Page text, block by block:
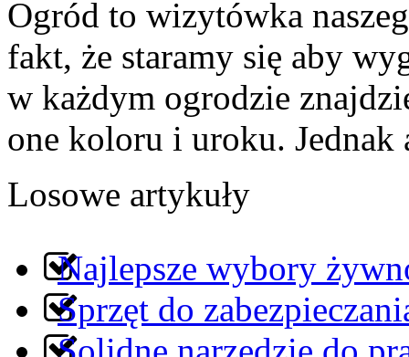
Ogród to wizytówka
fakt, że staramy się aby
w każdym ogrodzie
one koloru i uroku. Jednak
Losowe artykuły
Najlepsze wybory
Sprzęt do